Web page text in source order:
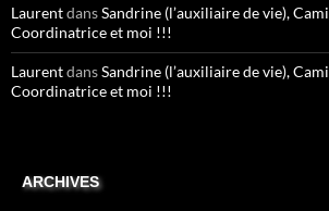
LaurentdansSandrine (l’auxiliaire de vie),
Coordinatrice et moi !!!
LaurentdansSandrine (l’auxiliaire de vie),
Coordinatrice et moi !!!
ARCHIVES